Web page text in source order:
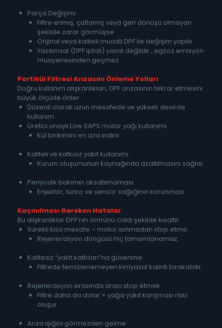
Parça Değişimi
Filtre erimiş, çatlamış veya geri dönüşü olmayan
şekilde zarar görmüşse
Orijinal veya kaliteli muadil DPF ile değişim yapılır
Yazılımsal (DPF iptali) yasal değildir , egzoz emisyon
muayenesinden geçmez
Partikül Filtresi Arızasını Önleme Yolları
Doğru kullanım alışkanlıkları, DPF arızasının tekrar etmesini
büyük ölçüde önler:
Düzenli olarak uzun mesafede ve yüksek devirde
kullanım.
Üretici onaylı Low SAPS motor yağı kullanımı.
Kül birikimini en aza indirir.
Kaliteli ve katkısız yakıt kullanımı.
Kurum oluşumunun kaynağında azaltılmasını sağlar.
Periyodik bakımın aksatılmaması.
Enjektör, turbo ve sensör sağlığının korunması.
Kaçınılması Gereken Hatalar
Bu alışkanlıklar DPF’nin ömrünü ciddi şekilde kısaltır:
Sürekli kısa mesafe – motor ısınmadan stop etme.
Rejenerasyon döngüsü hiç tamamlanamaz.
Kalitesiz “yakıt katkıları”na güvenme.
Filtrede temizlenemeyen kimyasal kalıntı bırakabilir.
Rejenerasyon sırasında aracı stop etmek.
Filtre daha da dolar + yağa yakıt karışması riski
oluşur.
Arıza ışığını görmezden gelme.